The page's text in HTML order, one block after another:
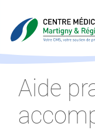
Aide